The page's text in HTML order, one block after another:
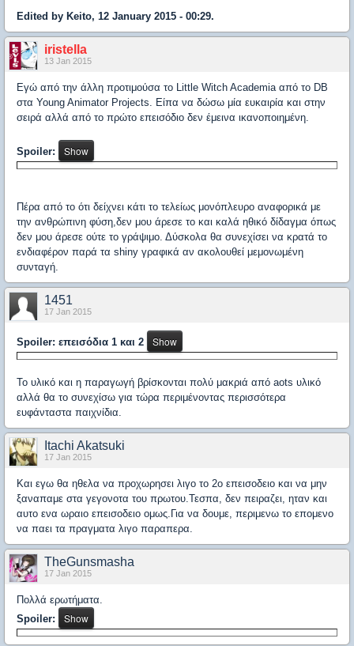
Edited by Keito, 12 January 2015 - 00:29.
iristella
13 Jan 2015
Εγώ από την άλλη προτιμούσα το Little Witch Academia από το DB
στα Υοung Animator Projects. Είπα να δώσω μία ευκαιρία και στην
σειρά αλλά από το πρώτο επεισόδιο δεν έμεινα ικανοποιημένη.
Spoiler:
Πέρα από το ότι δείχνει κάτι το τελείως μονόπλευρο αναφορικά με
την ανθρώπινη φύση,δεν μου άρεσε το και καλά ηθικό δίδαγμα όπως
δεν μου άρεσε ούτε το γράψιμο. Δύσκολα θα συνεχίσει να κρατά το
ενδιαφέρον παρά τα shiny γραφικά αν ακολουθεί μεμονωμένη
συνταγή.
1451
17 Jan 2015
Spoiler: επεισόδια 1 και 2
Το υλικό και η παραγωγή βρίσκονται πολύ μακριά από aots υλικό
αλλά θα το συνεχίσω για τώρα περιμένοντας περισσότερα
ευφάνταστα παιχνίδια.
Itachi Akatsuki
17 Jan 2015
Και εγω θα ηθελα να προχωρησει λιγο το 2ο επεισοδειο και να μην
ξαναπαμε στα γεγονοτα του πρωτου.Τεσπα, δεν πειραζει, ηταν και
αυτο ενα ωραιο επεισοδειο ομως.Για να δουμε, περιμενω το επομενο
να παει τα πραγματα λιγο παραπερα.
TheGunsmasha
17 Jan 2015
Πολλά ερωτήματα.
Spoiler: